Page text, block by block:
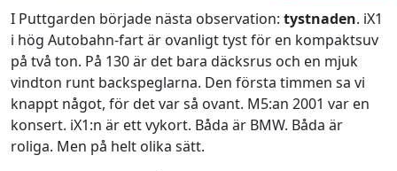
I Puttgarden började nästa observation: tystnaden. iX1
i hög Autobahn-fart är ovanligt tyst för en kompaktsuv
på två ton. På 130 är det bara däcksrus och en mjuk
vindton runt backspeglarna. Den första timmen sa vi
knappt något, för det var så ovant. M5:an 2001 var en
konsert. iX1:n är ett vykort. Båda är BMW. Båda är
roliga. Men på helt olika sätt.